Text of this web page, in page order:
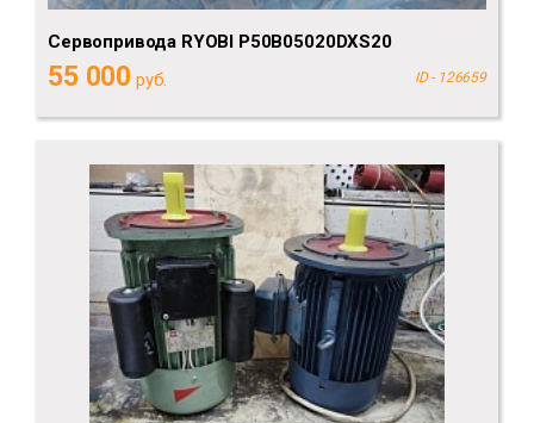
Сервопривода RYOBI P50B05020DXS20
55 000 руб. ID - 126659